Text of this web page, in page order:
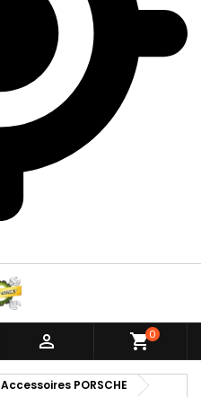
 shopping_cart0
Accessoires PORSCHE